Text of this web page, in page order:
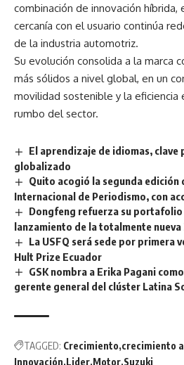
combinación de innovación híbrida,
cercanía con el usuario continúa
de la industria automotriz.
Su evolución consolida a la marca
más sólidos a nivel global, en un
movilidad sostenible y la eficiencia
rumbo del sector.
El aprendizaje de idiomas, clave
globalizado
Quito acogió la segunda edición
Internacional de Periodismo, con
Dongfeng refuerza su portafolio
lanzamiento de la totalmente nueva
La USFQ será sede por primera
Hult Prize Ecuador
GSK nombra a Erika Pagani
gerente general del clúster Latina
TAGGED: Crecimiento crecimiento
Innovación Lider Motor Suzuki